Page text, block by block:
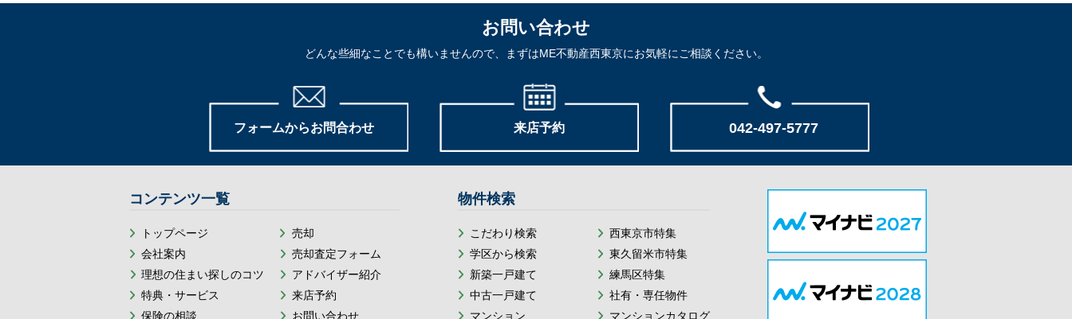
お問い合わせ
どんな些細なことでも構いませんので、まずはME不動産西東京にお気軽にご相談ください。
フォームからお問合わせ 来店予約 042-497-5777
コンテンツ一覧
トップページ
会社案内
理想の住まい探しのコツ
特典・サービス
保険の相談
売却
売却査定フォーム
アドバイザー紹介
来店予約
お問い合わせ
物件検索
こだわり検索
学区から検索
新築一戸建て
中古一戸建て
マンション
西東京市特集
東久留米市特集
練馬区特集
社有・専任物件
マンションカタログ